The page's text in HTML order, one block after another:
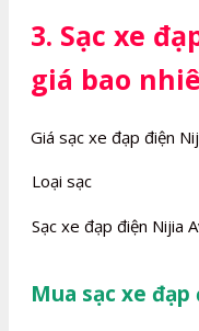
3. Sạc xe
giá bao
Giá sạc xe đạp điện
Loại sạc
Sạc xe đạp điện Nijia
Mua sạc xe